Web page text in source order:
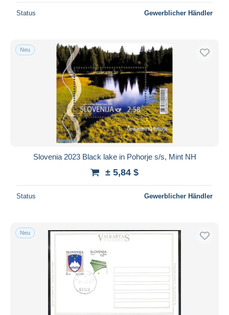
Status Gewerblicher Händler
Neu
Slovenia 2023 Black lake in Pohorje s/s, Mint NH
± 5,84 $
Status Gewerblicher Händler
Neu